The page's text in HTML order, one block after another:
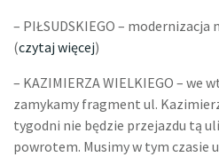
– PIŁSUDSKIEGO –
(czytaj więcej)
– KAZIMIERZA WIELKIEGO – we
zamykamy fragment ul.
tygodni nie będzie przejazdu tą
powrotem. Musimy w tym czasie